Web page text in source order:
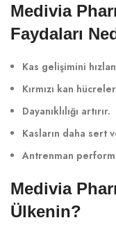
Medivia
Faydaları
Kas gelişimini
Kırmızı kan
Dayanıklılığı artırır.
Kasların daha sert
Antrenman
Medivia
Ülkenin?